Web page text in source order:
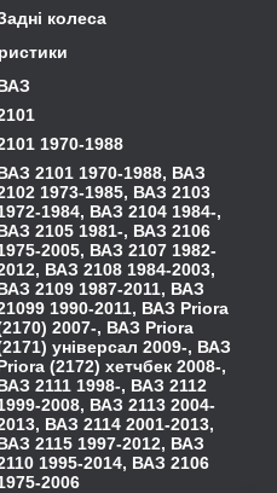
колеса
1970-1988
2101 1970-1988, ВАЗ
1973-1985, ВАЗ 2103
1984, ВАЗ 2104 1984-,
2105 1981-, ВАЗ 2106
2005, ВАЗ 2107 1982-
ВАЗ 2108 1984-2003,
2109 1987-2011, ВАЗ
1990-2011, ВАЗ Priora
2007-, ВАЗ Priora
універсал 2009-, ВАЗ
(2172) хетчбек 2008-,
2111 1998-, ВАЗ 2112
2008, ВАЗ 2113 2004-
ВАЗ 2114 2001-2013,
2115 1997-2012, ВАЗ
1995-2014, ВАЗ 2106
2006